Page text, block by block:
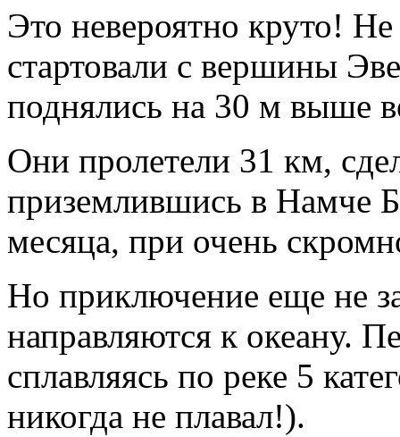
Это невероятно круто!
стартовали с вершины
поднялись на 30 м выше
Они пролетели 31 км,
приземлившись в Намче
месяца, при очень
Но приключение еще не
направляются к океану.
сплавляясь по реке 5
никогда не плавал!).